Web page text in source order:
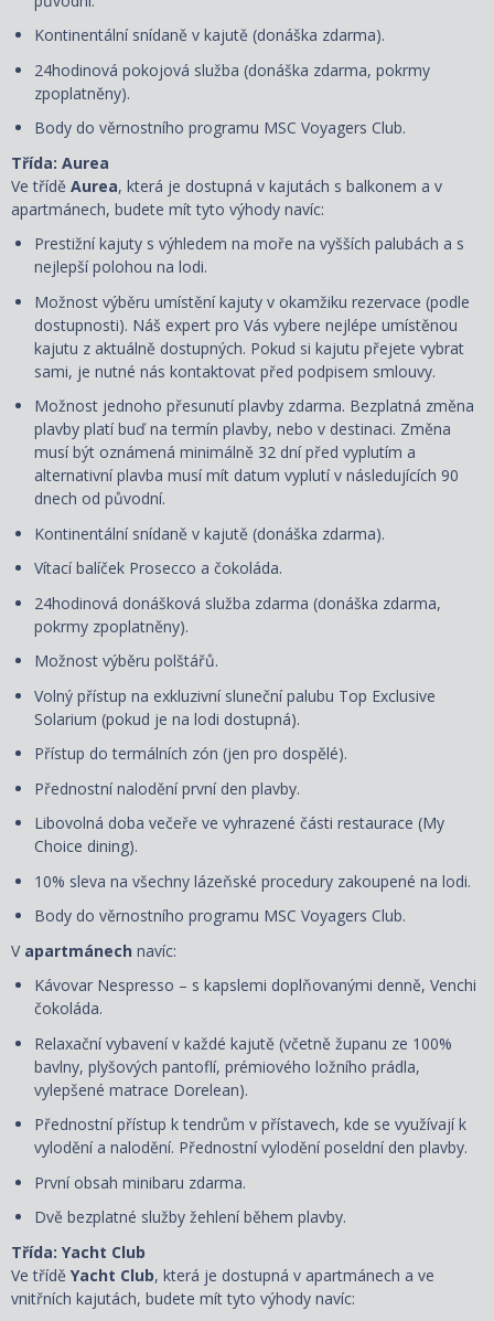
Kontinentální snídaně v kajutě (donáška zdarma).
24hodinová pokojová služba (donáška zdarma, pokrmy
zpoplatněny).
Body do věrnostního programu MSC Voyagers Club.
Třída: Aurea
Ve třídě Aurea, která je dostupná v kajutách s balkonem a v
apartmánech, budete mít tyto výhody navíc:
Prestižní kajuty s výhledem na moře na vyšších palubách a s
nejlepší polohou na lodi.
Možnost výběru umístění kajuty v okamžiku rezervace (podle
dostupnosti). Náš expert pro Vás vybere nejlépe umístěnou
kajutu z aktuálně dostupných. Pokud si kajutu přejete vybrat
sami, je nutné nás kontaktovat před podpisem smlouvy.
Možnost jednoho přesunutí plavby zdarma. Bezplatná změna
plavby platí buď na termín plavby, nebo v destinaci. Změna
musí být oznámená minimálně 32 dní před vyplutím a
alternativní plavba musí mít datum vyplutí v následujících 90
dnech od původní.
Kontinentální snídaně v kajutě (donáška zdarma).
Vítací balíček Prosecco a čokoláda.
24hodinová donášková služba zdarma (donáška zdarma,
pokrmy zpoplatněny).
Možnost výběru polštářů.
Volný přístup na exkluzivní sluneční palubu Top Exclusive
Solarium (pokud je na lodi dostupná).
Přístup do termálních zón (jen pro dospělé).
Přednostní nalodění první den plavby.
Libovolná doba večeře ve vyhrazené části restaurace (My
Choice dining).
10% sleva na všechny lázeňské procedury zakoupené na lodi.
Body do věrnostního programu MSC Voyagers Club.
V apartmánech navíc:
Kávovar Nespresso – s kapslemi doplňovanými denně, Venchi
čokoláda.
Relaxační vybavení v každé kajutě (včetně županu ze 100%
bavlny, plyšových pantoflí, prémiového ložního prádla,
vylepšené matrace Dorelean).
Přednostní přístup k tendrům v přístavech, kde se využívají k
vylodění a nalodění. Přednostní vylodění poseldní den plavby.
První obsah minibaru zdarma.
Dvě bezplatné služby žehlení během plavby.
Třída: Yacht Club
Ve třídě Yacht Club, která je dostupná v apartmánech a ve
vnitřních kajutách, budete mít tyto výhody navíc: